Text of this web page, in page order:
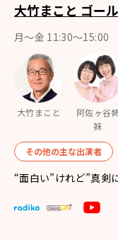
大竹まこと ゴー
月〜金 11:30～15:00
大竹まこと
阿佐ヶ谷
妹
その他の主な出演者
“面白い”けれど”真剣